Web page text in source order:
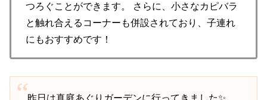
つろぐことができます。 さらに、小さなカピバラ
と触れ合えるコーナーも併設されており、子連れ
にもおすすめです！